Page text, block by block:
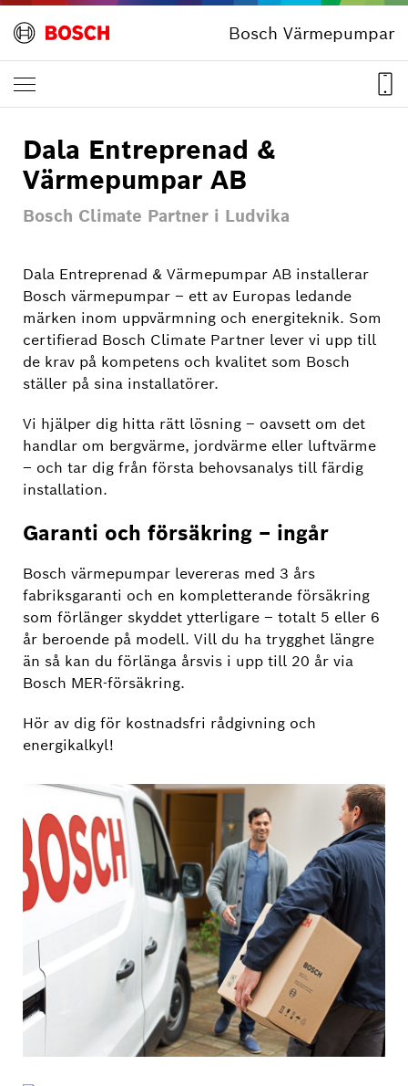
Bosch Värmepumpar
Dala Entreprenad &
Värmepumpar AB
Bosch Climate Partner i Ludvika
Dala Entreprenad & Värmepumpar AB installerar
Bosch värmepumpar – ett av Europas ledande
märken inom uppvärmning och energiteknik. Som
certifierad Bosch Climate Partner lever vi upp till
de krav på kompetens och kvalitet som Bosch
ställer på sina installatörer.
Vi hjälper dig hitta rätt lösning – oavsett om det
handlar om bergvärme, jordvärme eller luftvärme
– och tar dig från första behovsanalys till färdig
installation.
Garanti och försäkring – ingår
Bosch värmepumpar levereras med 3 års
fabriksgaranti och en kompletterande försäkring
som förlänger skyddet ytterligare – totalt 5 eller 6
år beroende på modell. Vill du ha trygghet längre
än så kan du förlänga årsvis i upp till 20 år via
Bosch MER-försäkring.
Hör av dig för kostnadsfri rådgivning och
energikalkyl!